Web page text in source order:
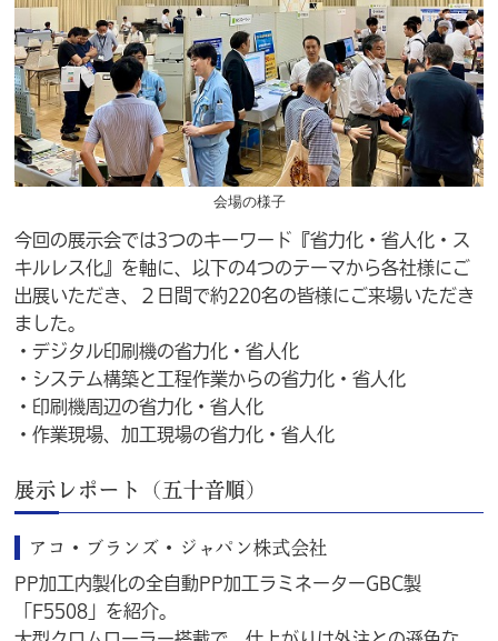
会場の様子
今回の展示会では3つのキーワード『省力化・省人化・ス
キルレス化』を軸に、以下の4つのテーマから各社様にご
出展いただき、２日間で約220名の皆様にご来場いただき
ました。
・デジタル印刷機の省力化・省人化
・システム構築と工程作業からの省力化・省人化
・印刷機周辺の省力化・省人化
・作業現場、加工現場の省力化・省人化
展示レポート（五十音順）
アコ・ブランズ・ジャパン株式会社
PP加工内製化の全自動PP加工ラミネーターGBC製
「F5508」を紹介。